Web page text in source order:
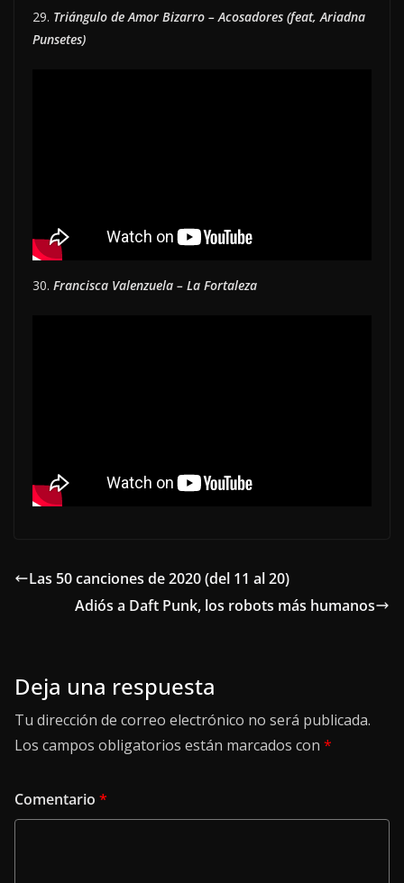
29. Triángulo de Amor Bizarro – Acosadores (feat, Ariadna
Punsetes)
30. Francisca Valenzuela – La Fortaleza
Las 50 canciones de 2020 (del 11 al 20)
Adiós a Daft Punk, los robots más humanos
Deja una respuesta
Tu dirección de correo electrónico no será publicada.
Los campos obligatorios están marcados con *
Comentario *